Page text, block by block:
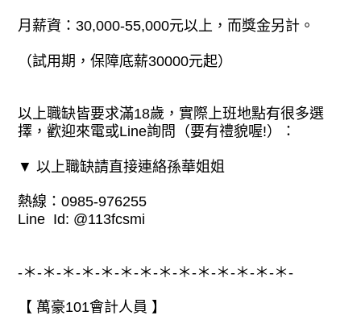
月薪資：30,000-55,000元以上，而獎金另計。
（試用期，保障底薪30000元起）
以上職缺皆要求滿18歲，實際上班地點有很多選
擇，歡迎來電或Line詢問（要有禮貌喔!）：
▼ 以上職缺請直接連絡孫華姐姐
熱線：0985-976255
Line Id: @113fcsmi
-＊-＊-＊-＊-＊-＊-＊-＊-＊-＊-＊-＊-＊-＊-
【 萬豪101會計人員 】